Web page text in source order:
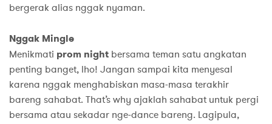
bergerak alias nggak nyaman.
Nggak Mingle
Menikmati prom night bersama teman satu angkatan
penting banget, lho! Jangan sampai kita menyesal
karena nggak menghabiskan masa-masa terakhir
bareng sahabat. That’s why ajaklah sahabat untuk pergi
bersama atau sekadar nge-dance bareng. Lagipula,